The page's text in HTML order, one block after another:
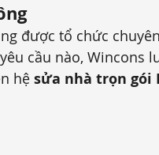
cầu nào, Wincons
hệ sửa nhà trọn gói